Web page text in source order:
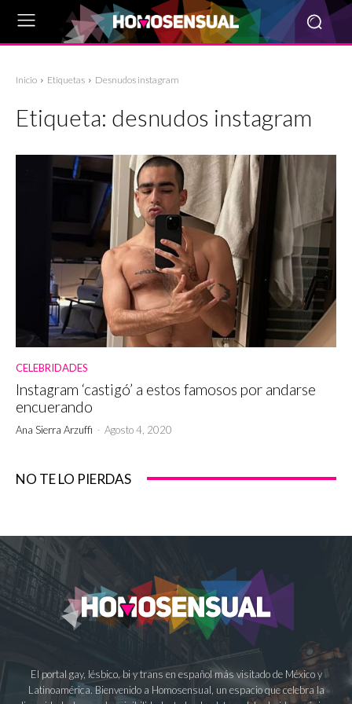
Inicio Etiquetas Desnudos instagram
Etiqueta: desnudos instagram
CELEBRIDADES
Instagram ‘castigó’ a estos famosos por andarse
encuerando
Ana Sierra Arzuffi - Agosto 4, 2020
NO TE LO PIERDAS
El portal gay, lésbico, bi y trans en español más visitado de México y
Latinoamérica. Bienvenido a Homosensual, un espacio que celebra la